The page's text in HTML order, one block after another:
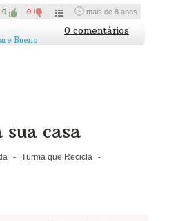
e pesquise os
ou cooperativas
uma
dos
escola produz.
foi?
0 0 mais de 8 anos
0 comentários
Bueno
casa
- Turma que Recicla
-